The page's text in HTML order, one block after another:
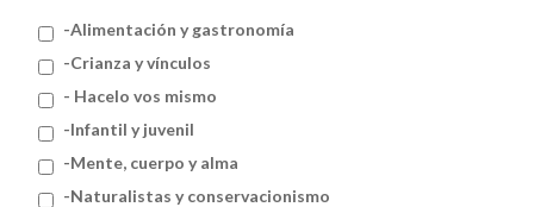
Cactus del Oeste de Argentina - 2da.
Ed. Ampliada
-Alimentación y gastronomía
-Crianza y vínculos
- Hacelo vos mismo
-Infantil y juvenil
-Mente, cuerpo y alma
-Naturalistas y conservacionismo